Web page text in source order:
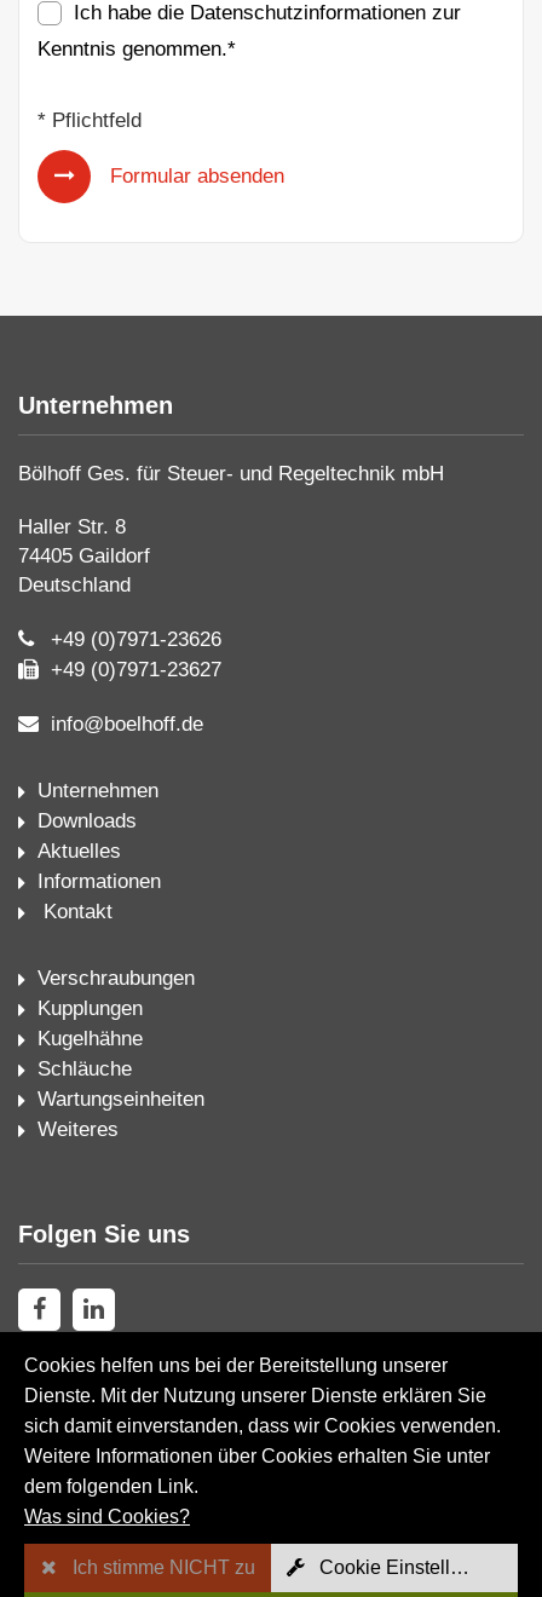
Ich habe die Datenschutzinformationen zur
Kenntnis genommen.*
* Pflichtfeld
Formular absenden
Unternehmen
Bölhoff Ges. für Steuer- und Regeltechnik mbH
Haller Str. 8
74405 Gaildorf
Deutschland
+49 (0)7971-23626
+49 (0)7971-23627
info@boelhoff.de
Unternehmen
Downloads
Aktuelles
Informationen
Kontakt
Verschraubungen
Kupplungen
Kugelhähne
Schläuche
Wartungseinheiten
Weiteres
Folgen Sie uns
Impressum
Cookies helfen uns bei der Bereitstellung unserer
Dienste. Mit der Nutzung unserer Dienste erklären Sie
sich damit einverstanden, dass wir Cookies verwenden.
Weitere Informationen über Cookies erhalten Sie unter
dem folgenden Link.
Was sind Cookies?
Ich stimme NICHT zu Cookie Einstellungen